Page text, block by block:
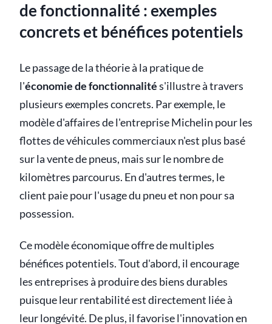
de fonctionnalité : exemples
concrets et bénéfices potentiels
Le passage de la théorie à la pratique de
l'économie de fonctionnalités'illustre à travers
plusieurs exemples concrets. Par exemple, le
modèle d'affaires de l'entreprise Michelin pour les
flottes de véhicules commerciaux n'est plus basé
sur la vente de pneus, mais sur le nombre de
kilomètres parcourus. En d'autres termes, le
client paie pour l'usage du pneu et non pour sa
possession.
Ce modèle économique offre de multiples
bénéfices potentiels. Tout d'abord, il encourage
les entreprises à produire des biens durables
puisque leur rentabilité est directement liée à
leur longévité. De plus, il favorise l'innovation en